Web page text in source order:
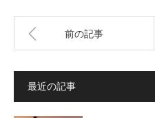
前の記事
最近の記事